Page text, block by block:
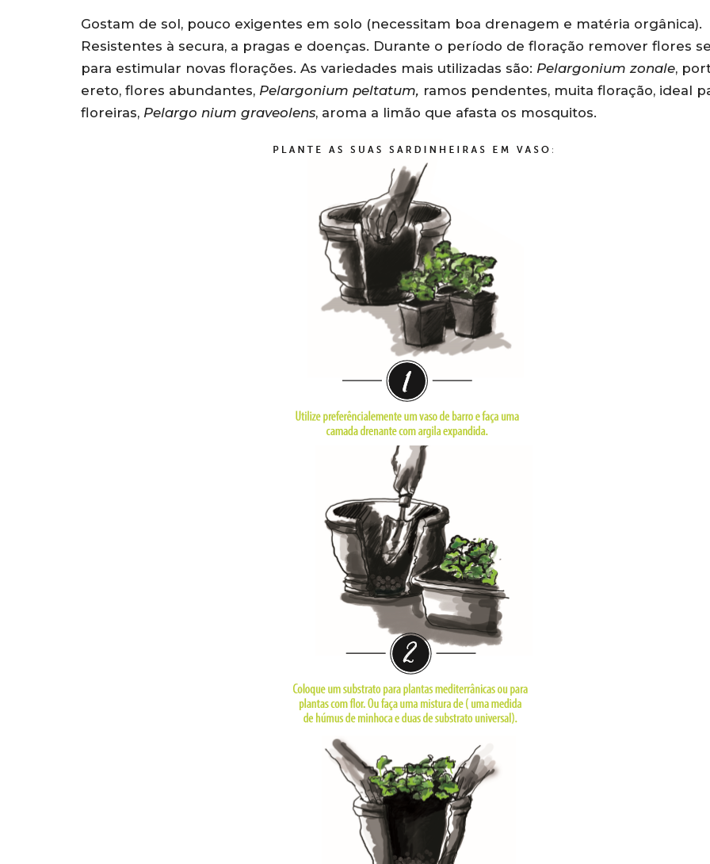
Gostam de sol, pouco exigentes em solo (necessitam boa drenagem e matéria orgânica).
Resistentes à secura, a pragas e doenças. Durante o período de floração remover flores
para estimular novas florações. As variedades mais utilizadas são: Pelargonium zonale,
ereto, flores abundantes, Pelargonium peltatum, ramos pendentes, muita floração, ideal
floreiras, Pelargo nium graveolens, aroma a limão que afasta os mosquitos.